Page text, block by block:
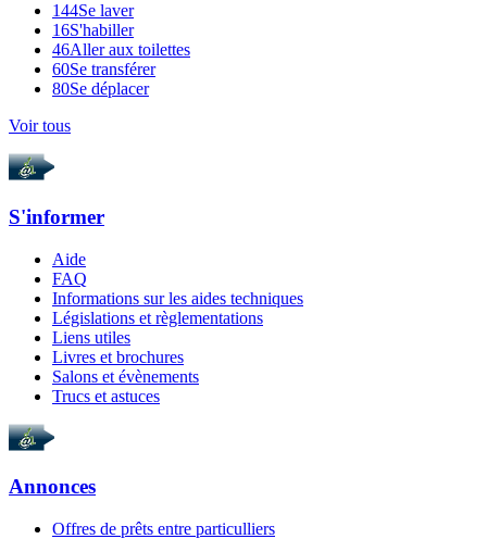
144Se laver
16S'habiller
46Aller aux toilettes
60Se transférer
80Se déplacer
Voir tous
S'informer
Aide
FAQ
Informations sur les aides techniques
Législations et règlementations
Liens utiles
Livres et brochures
Salons et évènements
Trucs et astuces
Annonces
Offres de prêts entre particulliers